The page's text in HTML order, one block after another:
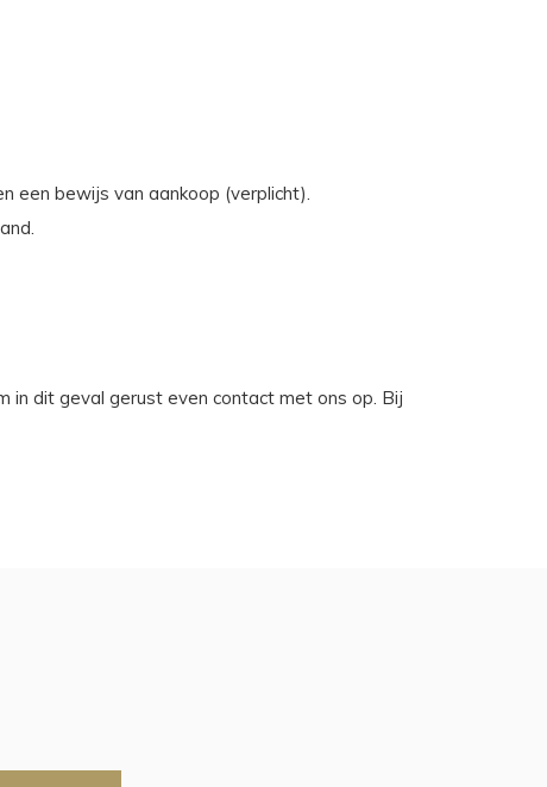
een bewijs van aankoop (verplicht).
in dit geval gerust even contact met ons op. Bij